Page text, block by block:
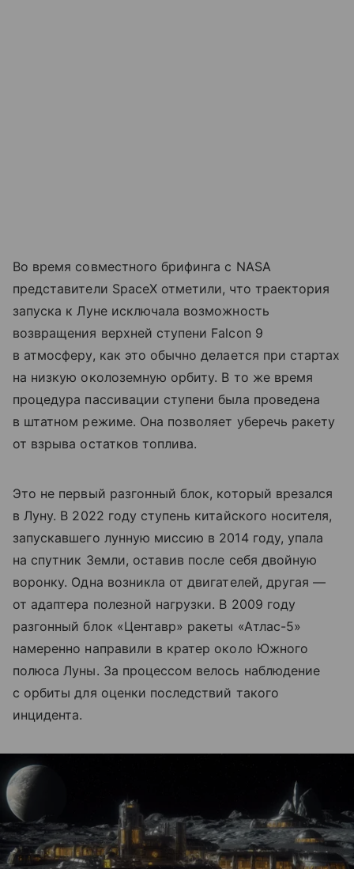
Во время совместного брифинга с NASA
представители SpaceX отметили, что траектория
запуска к Луне исключала возможность
возвращения верхней ступени Falcon 9
в атмосферу, как это обычно делается при стартах
на низкую околоземную орбиту. В то же время
процедура пассивации ступени была проведена
в штатном режиме. Она позволяет уберечь ракету
от взрыва остатков топлива.
Это не первый разгонный блок, который врезался
в Луну. В 2022 году ступень китайского носителя,
запускавшего лунную миссию в 2014 году, упала
на спутник Земли, оставив после себя двойную
воронку. Одна возникла от двигателей, другая —
от адаптера полезной нагрузки. В 2009 году
разгонный блок «Центавр» ракеты «Атлас-5»
намеренно направили в кратер около Южного
полюса Луны. За процессом велось наблюдение
с орбиты для оценки последствий такого
инцидента.